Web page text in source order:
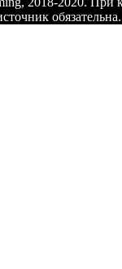
обязательна.